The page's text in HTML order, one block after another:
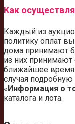
Как
Каждый из
политику оплат
дома принимают
из них принимают
ближайшее время
случая
« Информация о
каталога и лота.